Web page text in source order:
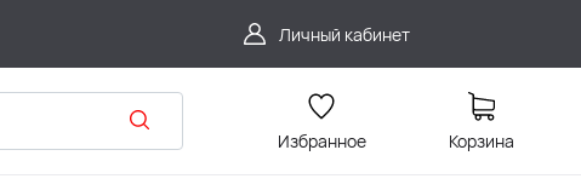
Личный кабинет
Избранное Корзина